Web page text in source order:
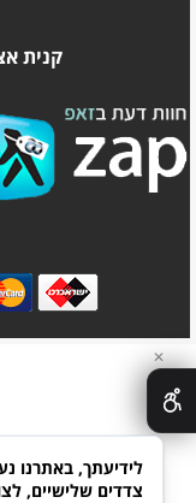
קנית
✕
צדדים שלישיים,